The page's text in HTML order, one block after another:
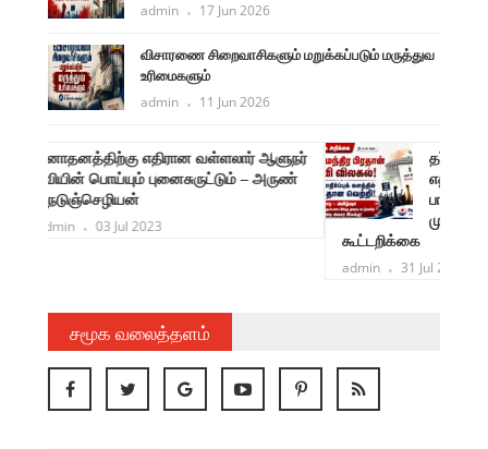
admin 17 Jun 2026
விசாரணை சிறைவாசிகளும் மறுக்கப்படும் மருத்துவ
உரிமைகளும்
admin 11 Jun 2026
தர்மேந்திர பிரதான் பதவி விலகல்! பாசிச
எதிர்ப்புக் களத்தில் மகத்தான வெற்றி!
பாசிச மோடி – அமித்ஷா சிறுகும்பலாட்சிக்கு
முடிவு கட்டுவதே உடனடி அவசர இலக்கு!
சமூக வலைத்தளம்